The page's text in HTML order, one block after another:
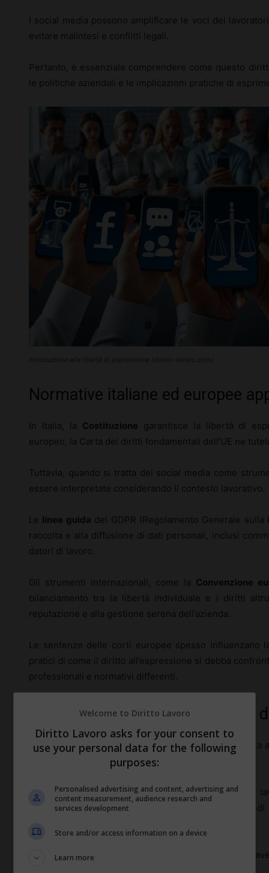
I social media possono amplificare le voci dei
evitare malintesi e conflitti legali.
Pertanto, è essenziale comprendere come questo
le politiche aziendali e le implicazioni pratiche di
Normative italiane ed europee
In Italia, la Costituzione garantisce la libertà di
europeo, la Carta dei diritti fondamentali dell’UE ne
Tuttavia, quando si tratta dei social media come
essere interpretate considerando il contesto lavorativo.
Le linee guida del GDPR (Regolamento Generale
raccolta e alla diffusione di dati personali, inclusi
datori di lavoro.
Gli strumenti internazionali, come la Convenzione
bilanciamento tra la libertà individuale e i diritti
reputazione e alla gestione serena dell’azienda.
Le sentenze delle corti europee spesso influenzano
pratici di come il diritto all’espressione si debba
professionali e normativi differenti.
Limiti legali alla critica sul posto
L’espressione di critiche sul posto di lavoro è soggetta
gli interessi del lavoratore che dell’azienda.
In Italia, ilcodice civilee le leggi specifiche del
dipendente, che viene interpretato come un dovere
Le critiche devono essere costruttive e non ledere
Welcome to Diritto Lavoro
Diritto Lavoro asks for your consent to
use your personal data for the following
purposes:
Personalised advertising and content, advertising and
content measurement, audience research and
services development
Store and/or access information on a device
Learn more